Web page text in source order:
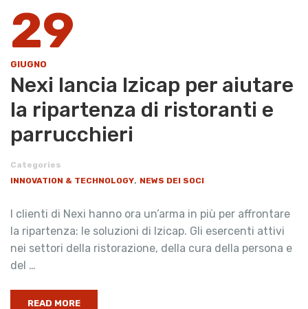
29
GIUGNO
Nexi lancia Izicap per aiutare
la ripartenza di ristoranti e
parrucchieri
Categories
INNOVATION & TECHNOLOGY, NEWS DEI SOCI
I clienti di Nexi hanno ora un’arma in più per affrontare
la ripartenza: le soluzioni di Izicap. Gli esercenti attivi
nei settori della ristorazione, della cura della persona e
del …
READ MORE